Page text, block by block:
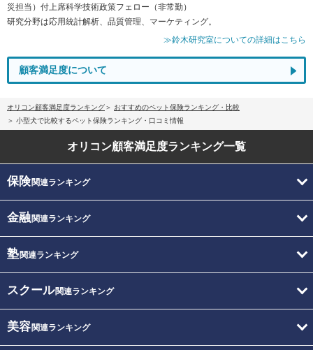
災担当）付上席科学技術政策フェロー（非常勤）
研究分野は応用統計解析、品質管理、マーケティング。
≫鈴木研究室についての詳細はこちら
顧客満足度について
オリコン顧客満足度ランキング
おすすめのペット保険ランキング・比較
小型犬で比較するペット保険ランキング・口コミ情報
オリコン顧客満足度ランキング一覧
保険関連ランキング
金融関連ランキング
塾関連ランキング
スクール関連ランキング
美容関連ランキング